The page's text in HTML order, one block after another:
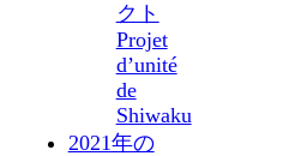
クト
Projet
d’unité
de
Shiwaku
2021年の